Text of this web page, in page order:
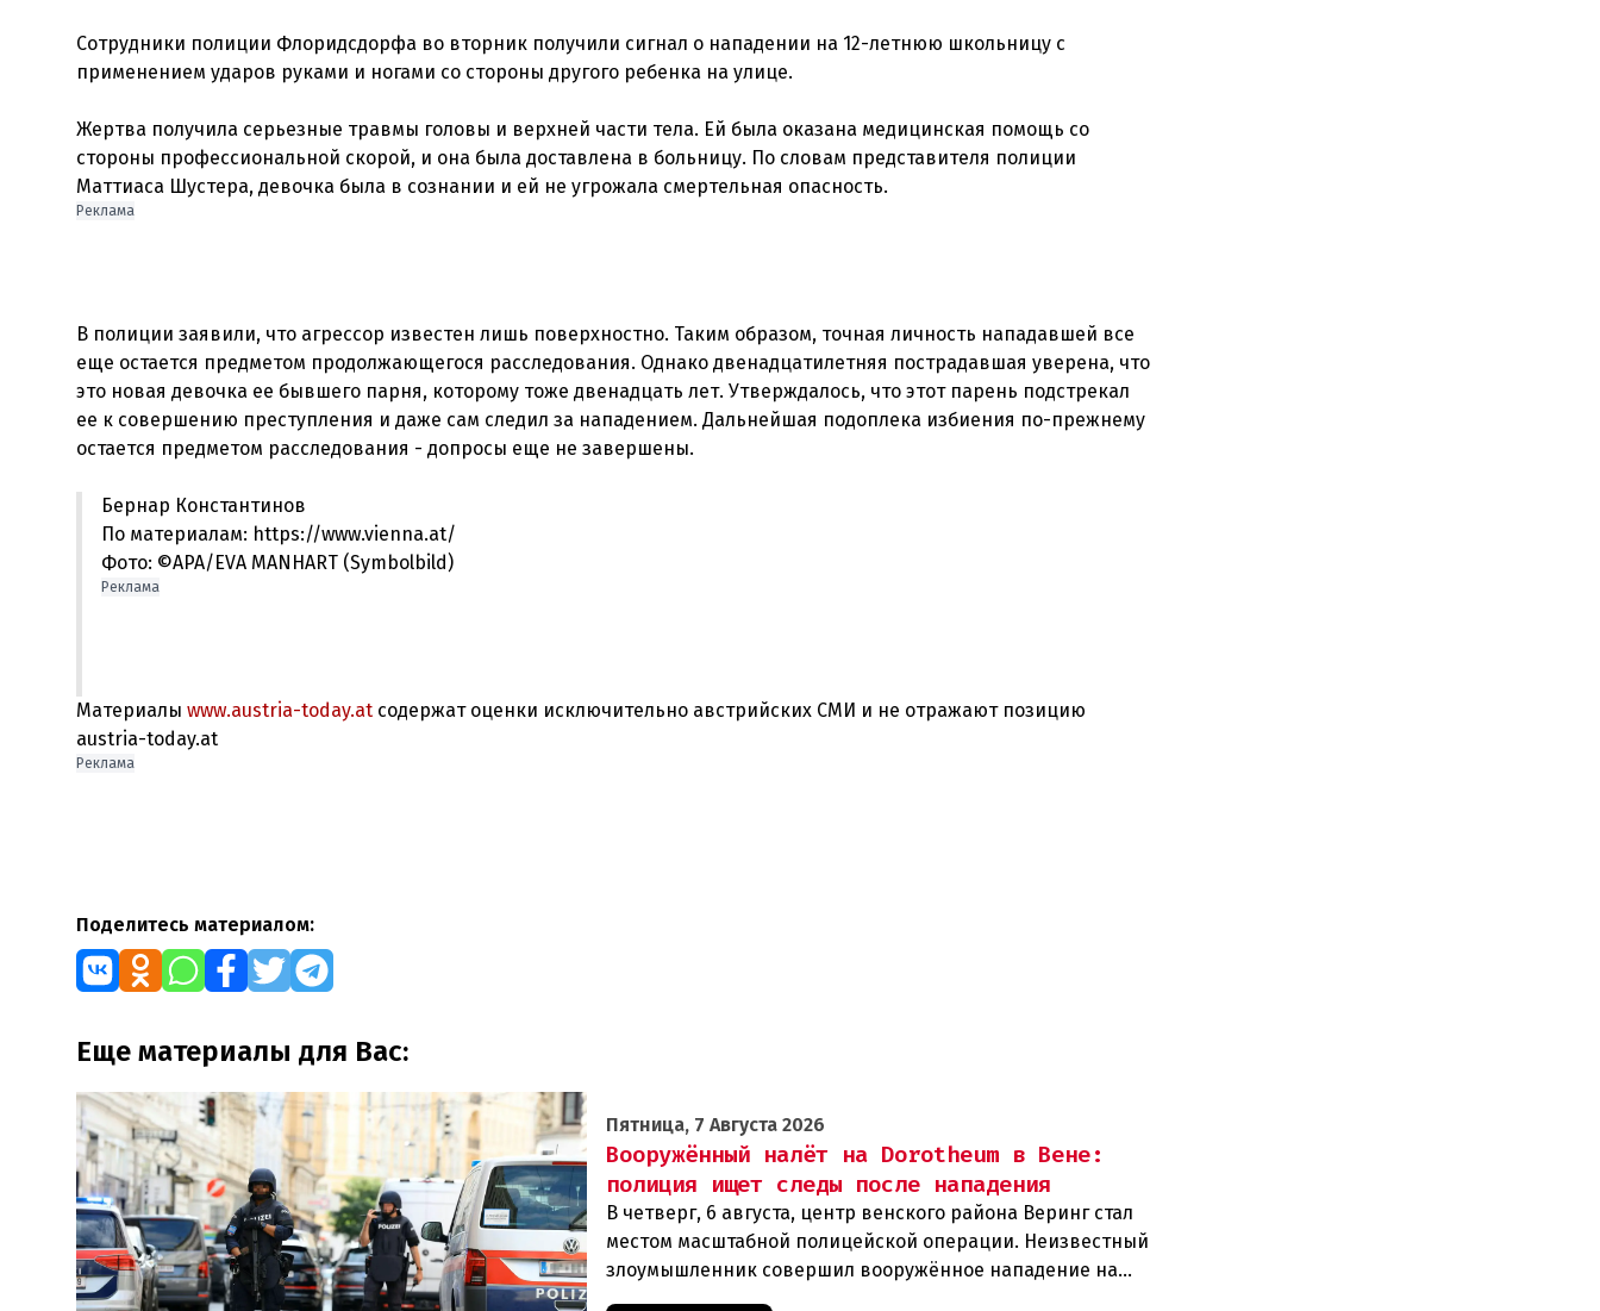
Сотрудники полиции Флоридсдорфа во вторник получили сигнал о нападении на 12-летнюю школьницу с
применением ударов руками и ногами со стороны другого ребенка на улице.
Жертва получила серьезные травмы головы и верхней части тела. Ей была оказана медицинская помощь со
стороны профессиональной скорой, и она была доставлена в больницу. По словам представителя полиции
Реклама
В полиции заявили, что агрессор известен лишь поверхностно. Таким образом, точная личность нападавшей все
еще остается предметом продолжающегося расследования. Однако двенадцатилетняя пострадавшая уверена, что
это новая девочка ее бывшего парня, которому тоже двенадцать лет. Утверждалось, что этот парень подстрекал
ее к совершению преступления и даже сам следил за нападением. Дальнейшая подоплека избиения по-прежнему
Бернар Константинов
По материалам: https://www.vienna.at/
Фото: ©APA/EVA MANHART (Symbolbild)
Реклама
Материалы www.austria-today.at содержат оценки исключительно австрийских СМИ и не отражают позицию
austria-today.at
Реклама
Поделитесь материалом:
Еще материалы для Вас:
Пятница, 7 Августа 2026
Вооружённый налёт на Dorotheum в Вене:
полиция ищет следы после нападения
В четверг, 6 августа, центр венского района Веринг стал
местом масштабной полицейской операции. Неизвестный
злоумышленник совершил вооружённое нападение на
филиал знаменитого аукционного дома Dorotheu